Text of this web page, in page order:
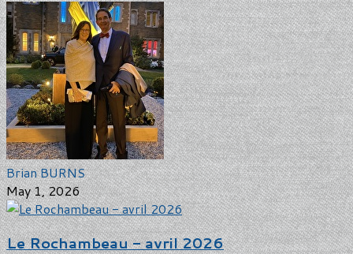
Brian BURNS
May 1, 2026
Le Rochambeau - avril 2026